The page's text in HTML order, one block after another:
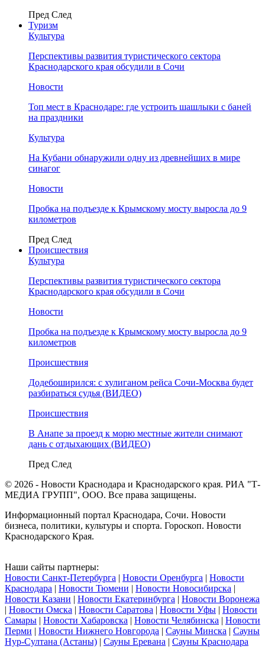
Пред След
Туризм
Культура
Перспективы развития туристического сектора
Краснодарского края обсудили в Сочи
Новости
Топ мест в Краснодаре: где устроить шашлыки с баней
на праздники
Культура
На Кубани обнаружили одну из древнейших в мире
синагог
Новости
Пробка на подъезде к Крымскому мосту выросла до 9
километров
Пред След
Происшествия
Культура
Перспективы развития туристического сектора
Краснодарского края обсудили в Сочи
Новости
Пробка на подъезде к Крымскому мосту выросла до 9
километров
Происшествия
Додебоширился: с хулиганом рейса Сочи-Москва будет
разбираться судья (ВИДЕО)
Происшествия
В Анапе за проезд к морю местные жители снимают
дань с отдыхающих (ВИДЕО)
Пред След
© 2026 - Новости Краснодара и Краснодарского края. РИА "Т-
МЕДИА ГРУПП", ООО. Все права защищены.
Информационный портал Краснодара, Сочи. Новости
бизнеса, политики, культуры и спорта. Гороскоп. Новости
Краснодарского Края.
Наши сайты партнеры:
Новости Санкт-Петербурга | Новости Оренбурга | Новости
Краснодара | Новости Тюмени | Новости Новосибирска |
Новости Казани | Новости Екатеринбурга | Новости Воронежа
| Новости Омска | Новости Саратова | Новости Уфы | Новости
Самары | Новости Хабаровска | Новости Челябинска | Новости
Перми | Новости Нижнего Новгорода | Сауны Минска | Сауны
Нур-Султана (Астаны) | Сауны Еревана | Сауны Краснодара